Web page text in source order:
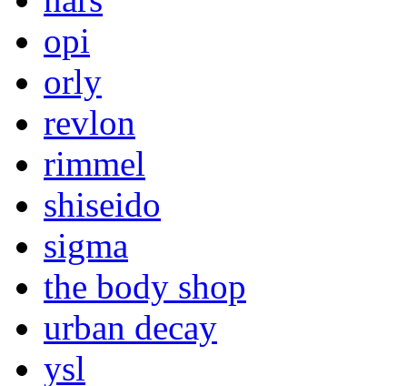
opi
orly
revlon
rimmel
shiseido
sigma
the body shop
urban decay
ysl